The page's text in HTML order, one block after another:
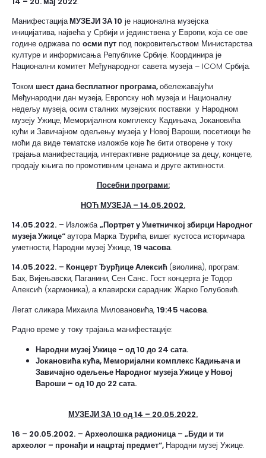
МанифестацијаМУЗЕЈИ ЗА 10 је национална музејска
иницијатива, највећа у Србији и јединствена у Европи, која се ове
године одржава по осми пут под покровитељством Министарства
културе и информисања Републике Србије. Координира је
Национални комитет Међународног савета музеја – ICOM Србија.
Током шест дана бесплатног програма,обележавајући
Међународни дан музеја, Европску ноћ музеја и Националну
недељу музеја, осим сталних музејских поставки у Народном
музеју Ужице, Меморијалном комплексу Кадињача, Јокановића
кући и Завичајном одељењу музеја у Новој Вароши, посетиоци ће
моћи да виде тематске изложбе које ће бити отворене у току
трајања манифестација, интерактивне радионице за децу, концете,
продају књига по промотивним ценама и друге активности.
Посебни програми:
НОЋ МУЗЕЈА – 14.05.2002.
14.05.2022. – Изложба„Портрет у Уметничкој збирци Народног
музеја Ужице“аутора Марка Ђурића, вишег кустоса историчара
уметности, Народни музеј Ужице, 19 часова.
14.05.2022. – Концерт Ђурђице Алексић (виолина), програм:
Бах, Вијењавски, Паганини, Сен Санс.. Гост концерта је Тодор
Алексић (хармоника), а клавирски сарадник: Жарко Голубовић.
Легат сликара Михаила Миловановића, 19:45 часова.
Радно време у току трајања манифестације:
Народни музеј Ужице – од 10 до 24 сата.
Јокановића кућа, Меморијални комплекс Кадињача и
Завичајно одељење Народног музеја Ужице у Новој
Вароши – од 10 до 22 сата.
МУЗЕЈИ ЗА 10 од 14 – 20.05.2022.
16 – 20.05.2002. – Археолошка радионица – „Буди и ти
археолог – пронађи и нацртај предмет“, Народни музеј Ужице.